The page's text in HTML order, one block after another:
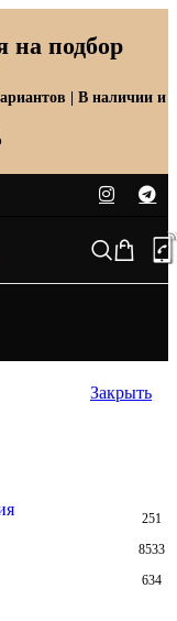
подбор
| В наличии и
Закрыть
251
8533
634